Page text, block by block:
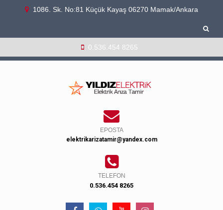
1086. Sk. No:81 Küçük Kayaş 06270 Mamak/Ankara
0.536.454 8265
EPOSTA
elektrikarizatamir@yandex.com
TELEFON
0.536.454 8265